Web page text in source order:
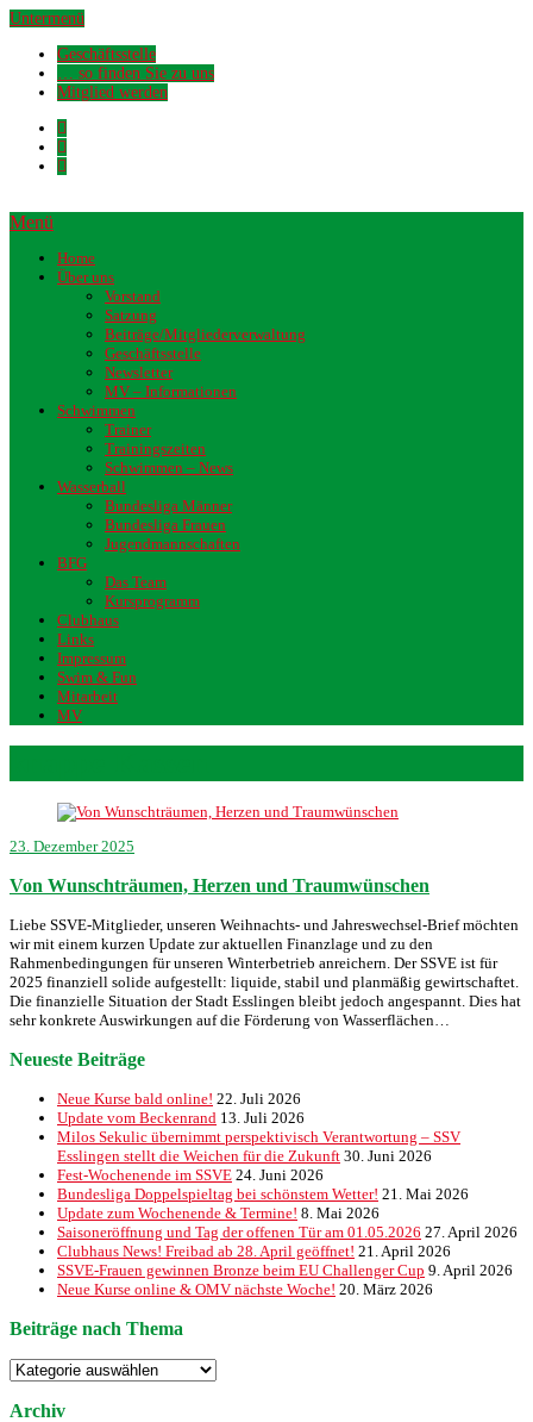
Untermenü
Geschäftsstelle
… so finden Sie zu uns
Mitglied werden
Menü
Home
Über uns
Vorstand
Satzung
Beiträge/Mitgliederverwaltung
Geschäftsstelle
Newsletter
MV – Informationen
Schwimmen
Trainer
Trainingszeiten
Schwimmen – News
Wasserball
Bundesliga Männer
Bundesliga Frauen
Jugendmannschaften
BFG
Das Team
Kursprogramm
Clubhaus
Links
Impressum
Swim & Fun
Mitarbeit
MV
23. Dezember 2025
Von Wunschträumen, Herzen und Traumwünschen
Liebe SSVE-Mitglieder, unseren Weihnachts- und Jahreswechsel-Brief möchten
wir mit einem kurzen Update zur aktuellen Finanzlage und zu den
Rahmenbedingungen für unseren Winterbetrieb anreichern. Der SSVE ist für
2025 finanziell solide aufgestellt: liquide, stabil und planmäßig gewirtschaftet.
Die finanzielle Situation der Stadt Esslingen bleibt jedoch angespannt. Dies hat
sehr konkrete Auswirkungen auf die Förderung von Wasserflächen…
Neueste Beiträge
Neue Kurse bald online! 22. Juli 2026
Update vom Beckenrand 13. Juli 2026
Milos Sekulic übernimmt perspektivisch Verantwortung – SSV
Esslingen stellt die Weichen für die Zukunft 30. Juni 2026
Fest-Wochenende im SSVE 24. Juni 2026
Bundesliga Doppelspieltag bei schönstem Wetter! 21. Mai 2026
Update zum Wochenende & Termine! 8. Mai 2026
Saisoneröffnung und Tag der offenen Tür am 01.05.2026 27. April 2026
Clubhaus News! Freibad ab 28. April geöffnet! 21. April 2026
SSVE-Frauen gewinnen Bronze beim EU Challenger Cup 9. April 2026
Neue Kurse online & OMV nächste Woche! 20. März 2026
Beiträge nach Thema
Beiträge
nach
Thema
Archiv